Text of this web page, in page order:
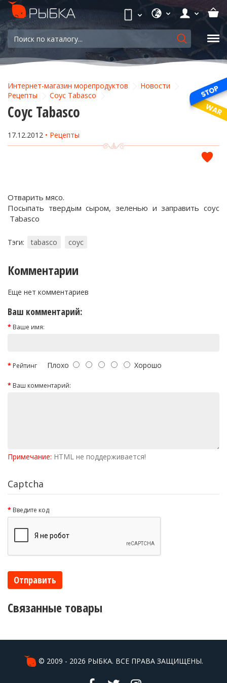
Интернет-магазин морепродуктов
Новости
Рецепты
Соус Tabasco
Соус Tabasco
17.12.2012 Рецепты
Отварить мясо.
Посыпать твердым сыром, зеленью и заправить соус
Tabasco
Тэги: tabasco соус
Комментарии
Еще нет комментариев
Ваш комментарий:
Ваше имя:
Рейтинг Плохо Хорошо
Ваш комментарий:
Примечание: HTML не поддерживается!
Captcha
Введите код
Отправить
Связанные товары
© 2009 - 2026 РЫБКА. ВСЕ ПРАВА ЗАЩИЩЕНЫ.